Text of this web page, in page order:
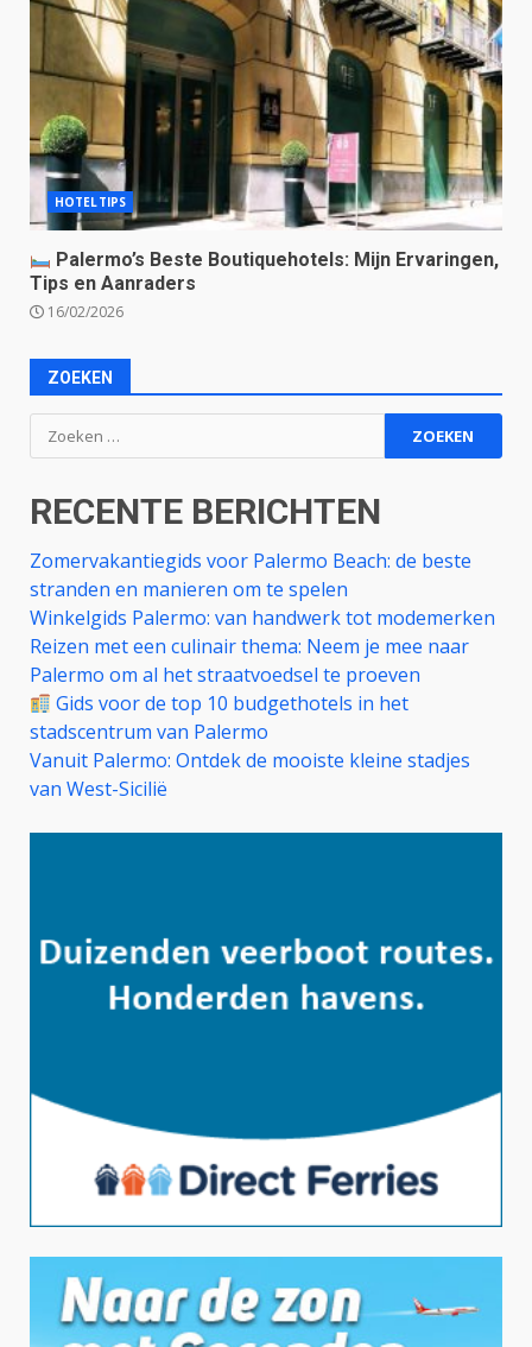
HOTELTIPS
Palermo’s Beste Boutiquehotels: Mijn Ervaringen,
Tips en Aanraders
16/02/2026
ZOEKEN
Zoeken
naar:
RECENTE BERICHTEN
Zomervakantiegids voor Palermo Beach: de beste
stranden en manieren om te spelen
Winkelgids Palermo: van handwerk tot modemerken
Reizen met een culinair thema: Neem je mee naar
Palermo om al het straatvoedsel te proeven
Gids voor de top 10 budgethotels in het
stadscentrum van Palermo
Vanuit Palermo: Ontdek de mooiste kleine stadjes
van West-Sicilië